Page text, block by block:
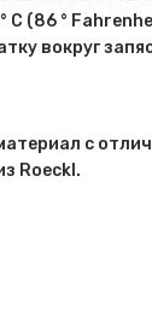
C (86 °
вокруг
с
Roeckl.